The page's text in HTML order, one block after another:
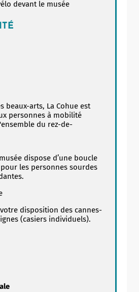
devant le musée
beaux-arts, La Cohue est
personnes à mobilité
du rez-de-
dispose d’une boucle
les personnes sourdes
disposition des cannes-
(casiers individuels).